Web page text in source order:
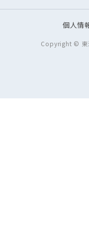
個人情
Copyright © 東